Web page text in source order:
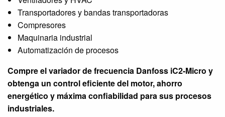
Transportadores y bandas transportadoras
Compresores
Maquinaria industrial
Automatización de procesos
Compre el variador de frecuencia Danfoss iC2-Micro y
obtenga un control eficiente del motor, ahorro
energético y máxima confiabilidad para sus procesos
industriales.